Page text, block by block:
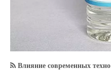
Влияние современных технологий производства цемента с интенсификаторами помола на эффективность действия химических добавок